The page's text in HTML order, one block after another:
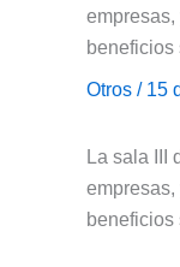
Otros / 15
La sala III